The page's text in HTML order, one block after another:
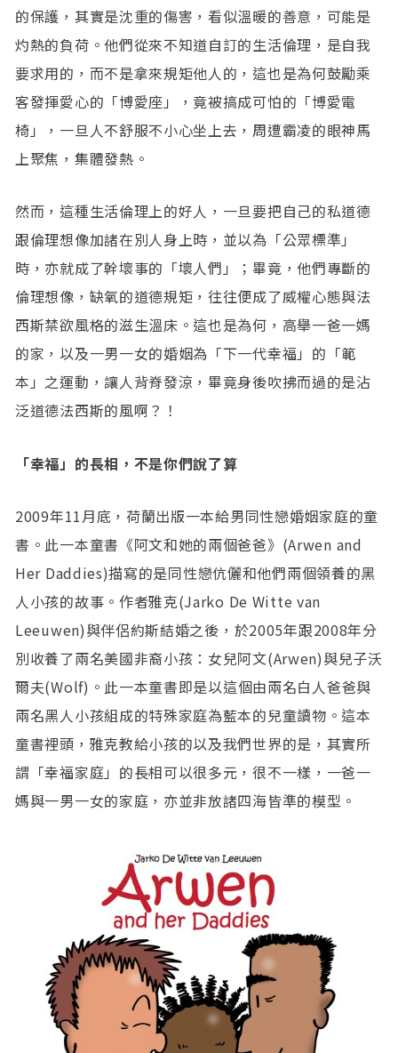
的保護，其實是沈重的傷害，看似溫暖的善意，可能是
灼熱的負荷。他們從來不知道自訂的生活倫理，是自我
要求用的，而不是拿來規矩他人的，這也是為何鼓勵乘
客發揮愛心的「博愛座」，竟被搞成可怕的「博愛電
椅」，一旦人不舒服不小心坐上去，周遭霸凌的眼神馬
上聚焦，集體發熱。
然而，這種生活倫理上的好人，一旦要把自己的私道德
跟倫理想像加諸在別人身上時，並以為「公眾標準」
時，亦就成了幹壞事的「壞人們」；畢竟，他們專斷的
倫理想像，缺氧的道德規矩，往往便成了威權心態與法
西斯禁欲風格的滋生溫床。這也是為何，高舉一爸一媽
的家，以及一男一女的婚姻為「下一代幸福」的「範
本」之運動，讓人背脊發涼，畢竟身後吹拂而過的是沾
泛道德法西斯的風啊？！
「幸福」的長相，不是你們說了算
2009年11月底，荷蘭出版一本給男同性戀婚姻家庭的童
書。此一本童書《阿文和她的兩個爸爸》(Arwen and
Her Daddies)描寫的是同性戀伉儷和他們兩個領養的黑
人小孩的故事。作者雅克(Jarko De Witte van
Leeuwen)與伴侶約斯結婚之後，於2005年跟2008年分
別收養了兩名美國非裔小孩：女兒阿文(Arwen)與兒子沃
爾夫(Wolf)。此一本童書即是以這個由兩名白人爸爸與
兩名黑人小孩組成的特殊家庭為藍本的兒童讀物。這本
童書裡頭，雅克教給小孩的以及我們世界的是，其實所
謂「幸福家庭」的長相可以很多元，很不一樣，一爸一
媽與一男一女的家庭，亦並非放諸四海皆準的模型。